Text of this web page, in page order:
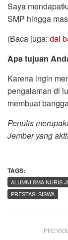
Saya
SMP hingga
(Baca juga: dai
Apa tujuan
Karena ingin
pengalaman di
membuat
Penulis
Jember yang
TAGS:
ALUMNI SMA NURIS
PRESTASI SISWA